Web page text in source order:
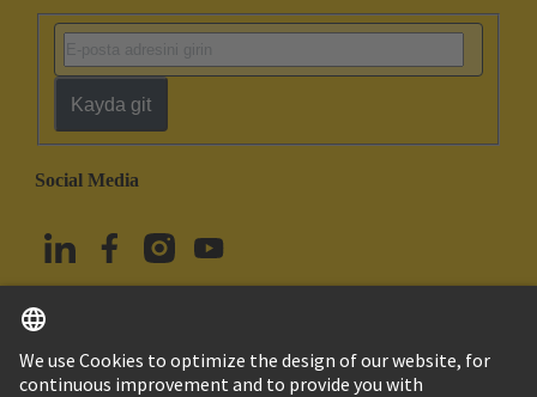
Kayda git
Social Media
Türkiye Türkçe